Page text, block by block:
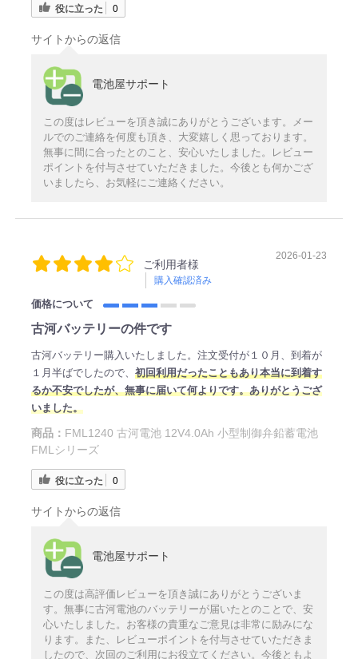
役に立った 0
サイトからの返信
電池屋サポート
この度はレビューを頂き誠にありがとうございます。メー
ルでのご連絡を何度も頂き、大変嬉しく思っております。
無事に間に合ったとのこと、安心いたしました。レビュー
ポイントを付与させていただきました。今後とも何かござ
いましたら、お気軽にご連絡ください。
ご利用者様
購入確認済み
2026-01-23
価格について
古河バッテリーの件です
古河バッテリー購入いたしました。注文受付が１０月、到着が
１月半ばでしたので、 初回利用だったこともあり本当に到着す
るか不安でしたが、無事に届いて何よりです。ありがとうござ
いました。
商品： FML1240 古河電池 12V4.0Ah 小型制御弁鉛蓄電池
FMLシリーズ
役に立った 0
サイトからの返信
電池屋サポート
この度は高評価レビューを頂き誠にありがとうございま
す。無事に古河電池のバッテリーが届いたとのことで、安
心いたしました。お客様の貴重なご意見は非常に励みにな
ります。また、レビューポイントを付与させていただきま
したので、次回のご利用にお役立てください。今後ともよ